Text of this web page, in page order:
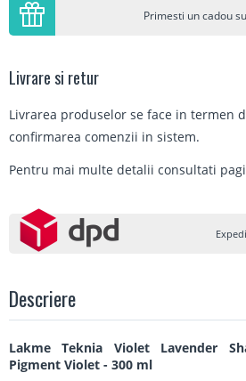
Primesti un cadou
Livrare si retur
Livrarea produselor se face in termen
confirmarea comenzii in sistem.
Pentru mai multe detalii consultati
Descriere
Lakme Teknia Violet Lavender
Pigment Violet - 300 ml